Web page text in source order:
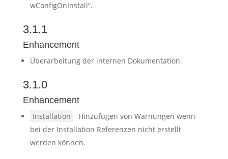
wConfigOnInstall“.
3.1.1
Enhancement
Überarbeitung der internen Dokumentation.
3.1.0
Enhancement
Installation
Hinzufügen von Warnungen wenn
bei der Installation Referenzen nicht erstellt
werden können.